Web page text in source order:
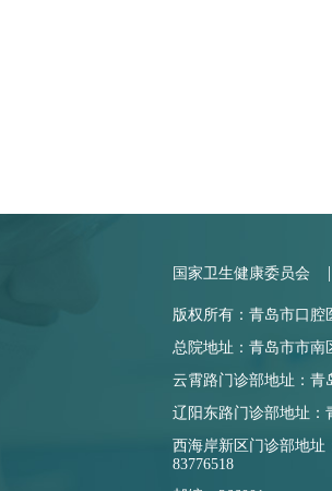
国家卫生健康委员会 |
版权所有：青岛市口腔
总院地址：青岛市市
云霄路门诊部地址：青
辽阳东路门诊部地址：
西海岸新区门诊部地
83776518